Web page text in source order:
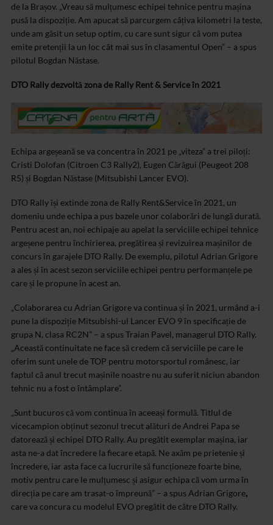
de la Brașov. „Vreau să mulțumesc echipei tehnice pentru mașina
pusă la dispoziție. Am apucat să parcurgem câțiva kilometri la teste,
unde am găsit un setup optim, cu care sunt sigur că vom putea
emite pretenții la un loc cât mai sus în clasamentul Open” – a spus
pilotul Bogdan Năstase.
DTO Rally dezvoltă zona de Rally Rent & Service în 2021
Echipa argeșeană se va concentra în 2021 pe „viteza” a trei piloți:
Cristi Dolofan (Citroen C3 Rally2), Eugen Cărăgui (Peugeot 208
R5) și Bogdan Năstase (Mitsubishi Lancer EVO).
DTO Rally își extinde zona de Rally Rent&Service în 2021, un
domeniu unde echipa a pus bazele unor colaborări de lungă durată.
Pentru acest an, noi echipaje au apelat la serviciile echipei tehnice
argeșene pentru închirierea, pregătirea și revizuirea mașinilor de
concurs în garajele DTO Rally. De exemplu, pilotul Adrian Grigore
a ales și în acest sezon serviciile echipei pentru performanțele pe
care și le propune în acest an.
„Colaborarea cu Adrian Grigore va continua și în 2021, urmând a-i
pune la dispoziție Mitsubishi-ul Lancer EVO 9 în specificație de
grupa N, clasa RC2N” – a spus Traian Pavel, managerul DTO Rally.
„Această continuitate ne face să credem că serviciile pe care le
oferim sunt unele de TOP pentru motorsportul românesc, iar
faptul că anul trecut mașinile noastre nu au suferit niciun abandon
tehnic nu a fost o întâmplare”.
„Sunt bucuros că vom continua în aceeași formulă. Titlul de
vicecampion obținut sezonul trecut alături de Andrei Papa se
datorează și echipei DTO Rally. Au pregătit exemplar mașina, iar
asta ne-a dat încredere la fiecare etapă. Ne axăm pe prietenie și
încredere, iar asta face ca lucrurile să funcționeze foarte bine,
motiv pentru care le mulțumesc și asigur echipa că vom urma în
direcția pe care am trasat-o împreună” – a spus Adrian Grigore,
care va concura cu modelul EVO pregătit de către DTO Rally.